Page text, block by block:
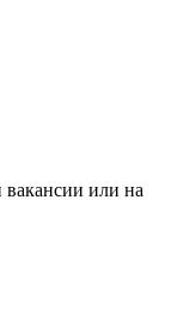
вакансии или на